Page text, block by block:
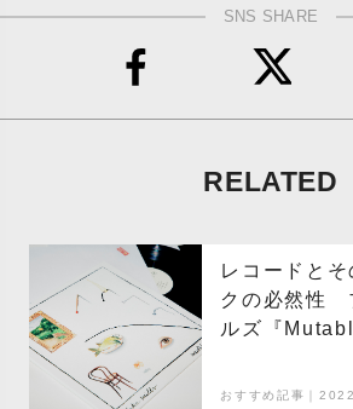
SNS SHARE
RELATED
レコードと
クの必然性
ルズ『
ヴィラルバ
おすすめ記事｜